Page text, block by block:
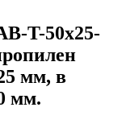
T-50x25-
мм, в
мм.